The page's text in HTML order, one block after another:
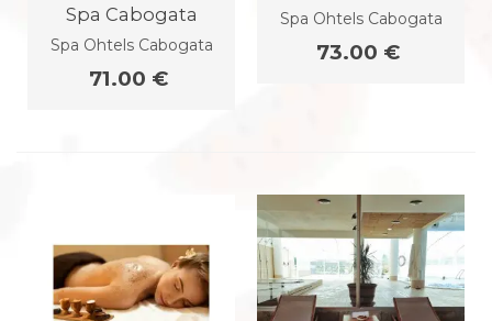
Spa Cabogata
Spa Ohtels Cabogata
71.00 €
Spa Ohtels Cabogata
73.00 €